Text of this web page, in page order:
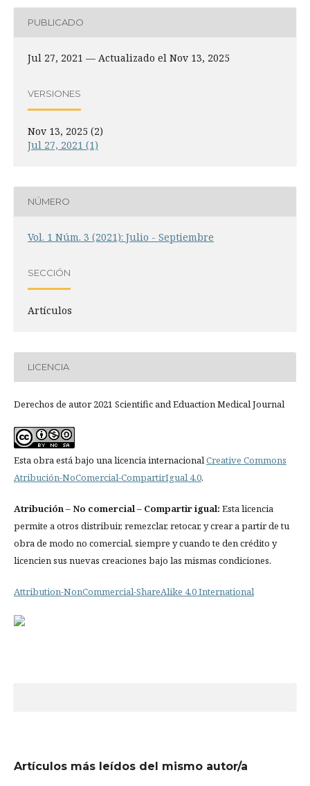
PUBLICADO
Jul 27, 2021 — Actualizado el Nov 13, 2025
VERSIONES
Nov 13, 2025 (2)
Jul 27, 2021 (1)
NÚMERO
Vol. 1 Núm. 3 (2021): Julio - Septiembre
SECCIÓN
Artículos
LICENCIA
Derechos de autor 2021 Scientific and Eduaction Medical Journal
Esta obra está bajo una licencia internacional Creative Commons
Atribución-NoComercial-CompartirIgual 4.0.
Atribución – No comercial – Compartir igual: Esta licencia
permite a otros distribuir, remezclar, retocar, y crear a partir de tu
obra de modo no comercial, siempre y cuando te den crédito y
licencien sus nuevas creaciones bajo las mismas condiciones.
Attribution-NonCommercial-ShareAlike 4.0 International
Artículos más leídos del mismo autor/a